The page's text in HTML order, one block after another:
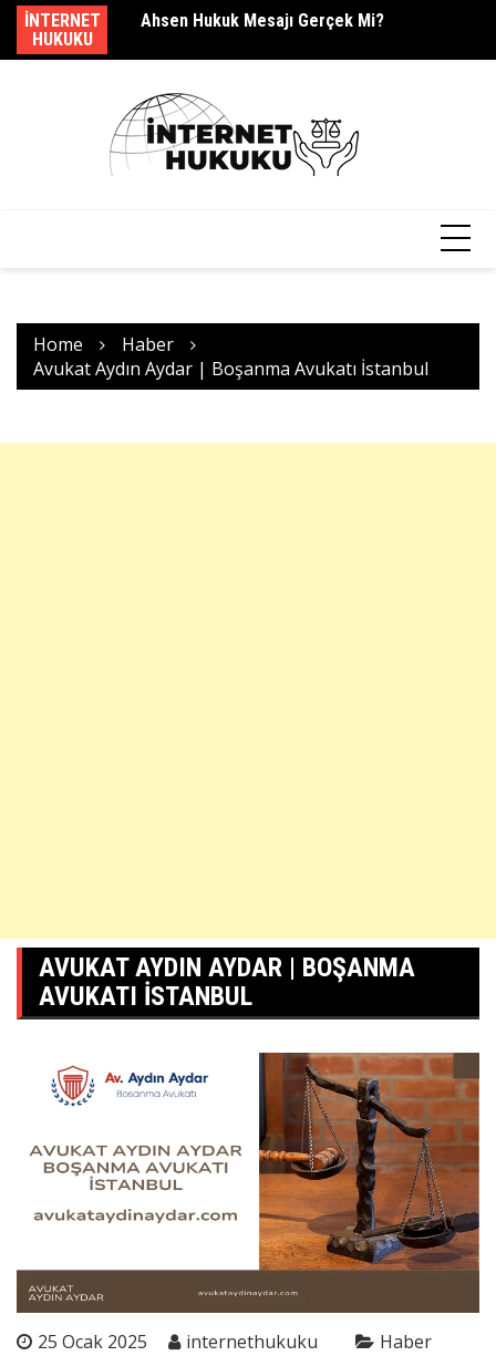
Skip
content
INTERNET
HUKUKU
s.barcag Mesajı Geldi?
Home
Haber
Avukat Aydın Aydar | Boşanma Avukatı İstanbul
AVUKAT AYDIN AYDAR | BOŞANMA
AVUKATI İSTANBUL
25 Ocak 2025 internethukuku Haber